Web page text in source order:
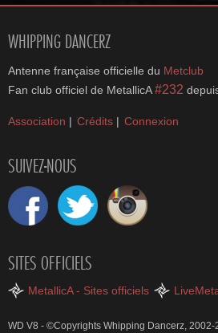
WHIPPING DANCERZ
Antenne française officielle du Metclub
Fan club officiel de MetallicA#232
Association | Crédits | Connexion
SUIVEZ-NOUS
SITES OFFICIELS
MetallicA - Sites officiels
WD V8 - ©Copyrights Whipping Dancerz, 2002-